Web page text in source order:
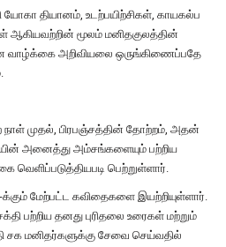
யோகா தியானம், உடற்பயிற்சிகள், காயகல்ப
ஆகியவற்றின் மூலம் மனிதகுலத்தின்
வாழ்க்கை அறிவியலை ஒருங்கிணைப்பதே
நாள் முதல், பிரபஞ்சத்தின் தோற்றம், அதன்
அனைத்து அம்சங்களையும் பற்றிய
வெளிப்படுத்தியபடி பெற்றுள்ளார்.
மேற்பட்ட கவிதைகளை இயற்றியுள்ளார்.
பற்றிய தனது புரிதலை உரைகள் மற்றும்
சக மனிதர்களுக்கு சேவை செய்வதில்